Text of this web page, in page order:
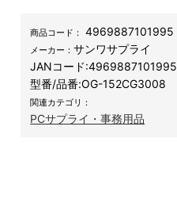
商品コード： 4969887101995
メーカー：サンワサプライ
JANコード:4969887101995
型番/品番:OG-152CG3008
関連カテゴリ：
PCサプライ・事務用品